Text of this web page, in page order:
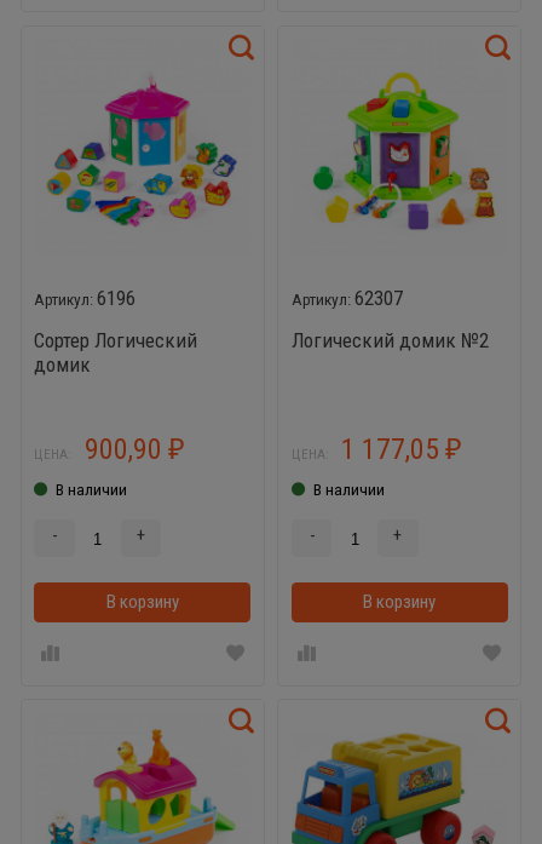
6196
Сортер Логический
домик
ЦЕНА: 900,90 ₽
В наличии
- +
В корзину
62307
Логический домик №2
ЦЕНА: 1 177,05₽
В наличии
- +
В корзину